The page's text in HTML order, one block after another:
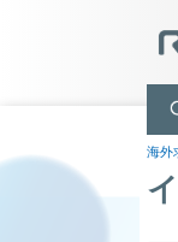
海外